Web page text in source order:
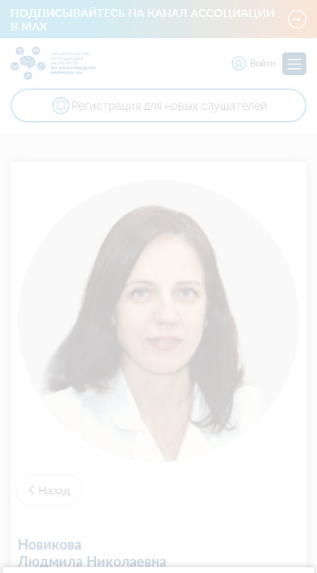
ПОДПИСЫВАЙТЕСЬ НА КАНАЛ АССОЦИАЦИИ
В MAX
Войти
Регистрация для новых слушателей
Назад
Новикова
Людмила Николаевна